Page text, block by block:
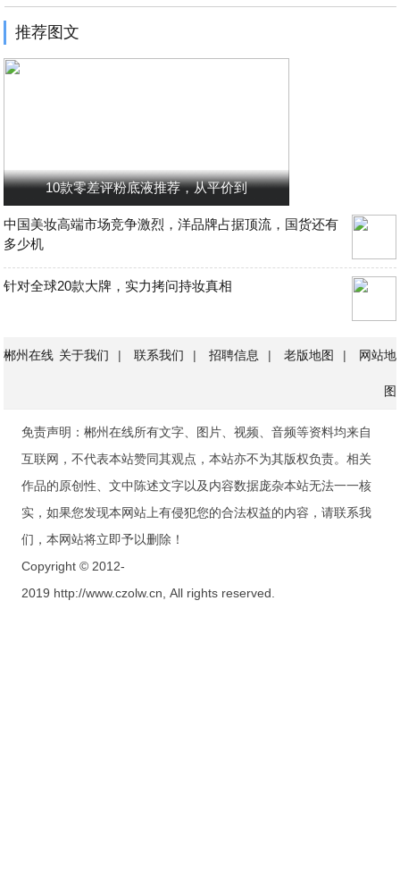
推荐图文
10款零差评粉底液推荐，从平价到
中国美妆高端市场竞争激烈，洋品牌占据顶流，国货还有
多少机
针对全球20款大牌，实力拷问持妆真相
郴州在线 关于我们 | 联系我们 | 招聘信息 | 老版地图 | 网站地
图
免责声明：郴州在线所有文字、图片、视频、音频等资料均来自
互联网，不代表本站赞同其观点，本站亦不为其版权负责。相关
作品的原创性、文中陈述文字以及内容数据庞杂本站无法一一核
实，如果您发现本网站上有侵犯您的合法权益的内容，请联系我
们，本网站将立即予以删除！
Copyright © 2012-
2019 http://www.czolw.cn, All rights reserved.